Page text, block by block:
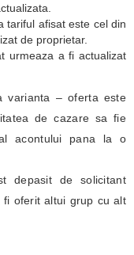
tariful afisat este cel din
de proprietar.
urmeaza a fi actualizat
varianta – oferta este
de cazare sa fie
acontului pana la o
depasit de solicitant
fi oferit altui grup cu alt